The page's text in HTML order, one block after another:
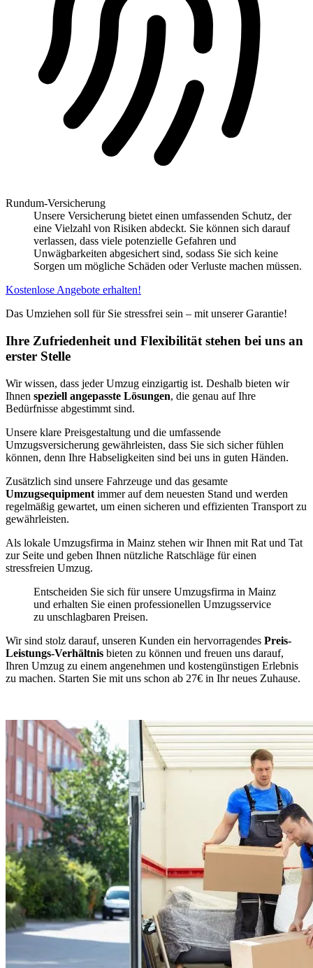
Rundum-Versicherung
Unsere Versicherung bietet einen umfassenden Schutz, der
eine Vielzahl von Risiken abdeckt. Sie können sich darauf
verlassen, dass viele potenzielle Gefahren und
Unwägbarkeiten abgesichert sind, sodass Sie sich keine
Sorgen um mögliche Schäden oder Verluste machen müssen.
Kostenlose Angebote erhalten!
Das Umziehen soll für Sie stressfrei sein – mit unserer Garantie!
Ihre Zufriedenheit und Flexibilität stehen bei uns an
erster Stelle
Wir wissen, dass jeder Umzug einzigartig ist. Deshalb bieten wir
Ihnen speziell angepasste Lösungen, die genau auf Ihre
Bedürfnisse abgestimmt sind.
Unsere klare Preisgestaltung und die umfassende
Umzugsversicherung gewährleisten, dass Sie sich sicher fühlen
können, denn Ihre Habseligkeiten sind bei uns in guten Händen.
Zusätzlich sind unsere Fahrzeuge und das gesamte
Umzugsequipment immer auf dem neuesten Stand und werden
regelmäßig gewartet, um einen sicheren und effizienten Transport zu
gewährleisten.
Als lokale Umzugsfirma in Mainz stehen wir Ihnen mit Rat und Tat
zur Seite und geben Ihnen nützliche Ratschläge für einen
stressfreien Umzug.
Entscheiden Sie sich für unsere Umzugsfirma in Mainz
und erhalten Sie einen professionellen Umzugsservice
zu unschlagbaren Preisen.
Wir sind stolz darauf, unseren Kunden ein hervorragendes Preis-
Leistungs-Verhältnis bieten zu können und freuen uns darauf,
Ihren Umzug zu einem angenehmen und kostengünstigen Erlebnis
zu machen. Starten Sie mit uns schon ab 27€ in Ihr neues Zuhause.